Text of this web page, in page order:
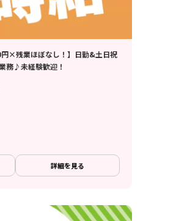
円×残業ほぼなし！】日勤&土日祝
務♪未経験歓迎！
詳細を見る